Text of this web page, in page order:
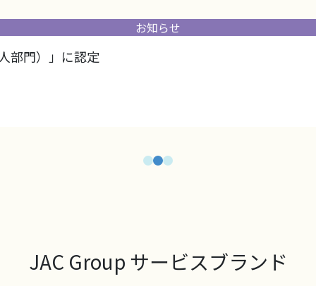
お知らせ
部門）」に認定
JAC Group サービスブランド